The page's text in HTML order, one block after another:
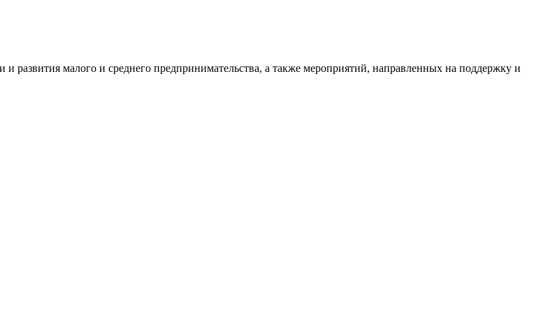
развития малого и среднего предпринимательства, а также мероприятий, направленных на поддержку и